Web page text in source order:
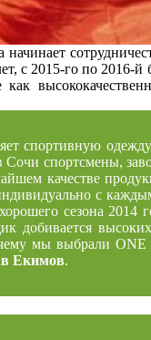
с 2015-го по
как
спортивную
спортсмены,
качестве
с
сезона 2014
добивается
мы выбрали
Екимов.